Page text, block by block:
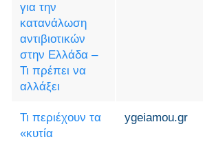
για την
κατανάλωση
αντιβιοτικών
στην Ελλάδα –
Τι πρέπει να
αλλάξει
Τι περιέχουν τα
«κυτία
ygeiamou.gr